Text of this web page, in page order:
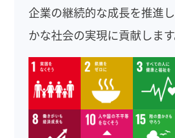
企業の継続的な成長を推進
かな社会の実現に貢献します